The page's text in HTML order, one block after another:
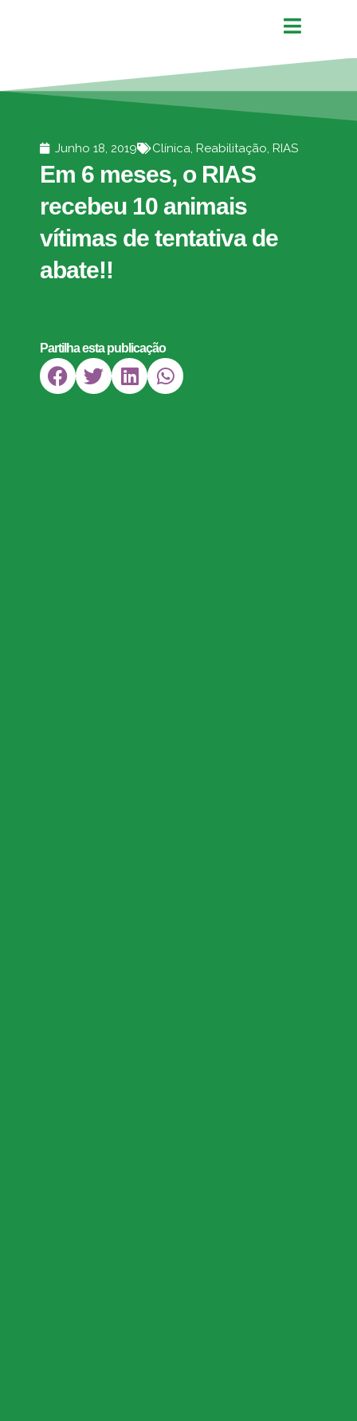
Junho 18, 2019 Clínica, Reabilitação, RIAS
Em 6 meses, o RIAS
recebeu 10 animais
vítimas de tentativa de
abate!!
Partilha esta publicação